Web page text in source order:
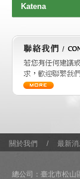
Katena
關於我們 / 最新消
總公司：臺北市松